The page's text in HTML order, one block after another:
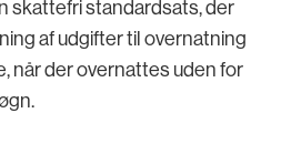
skattefri standardsats, der
af udgifter til overnatning
når der overnattes uden for